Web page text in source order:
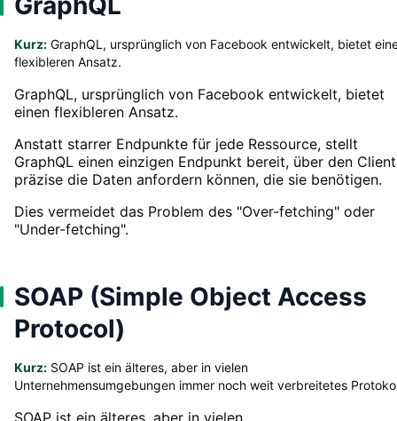
Kurz: GraphQL, ursprünglich von Facebook entwickelt, bietet
flexibleren Ansatz.
GraphQL, ursprünglich von Facebook entwickelt, bietet
einen flexibleren Ansatz.
Anstatt starrer Endpunkte für jede Ressource, stellt
GraphQL einen einzigen Endpunkt bereit, über den
präzise die Daten anfordern können, die sie benötigen.
Dies vermeidet das Problem des "Over-fetching" oder
"Under-fetching".
SOAP (Simple Object Access
Protocol)
Kurz: SOAP ist ein älteres, aber in vielen
Unternehmensumgebungen immer noch weit verbreitetes
SOAP ist ein älteres, aber in vielen